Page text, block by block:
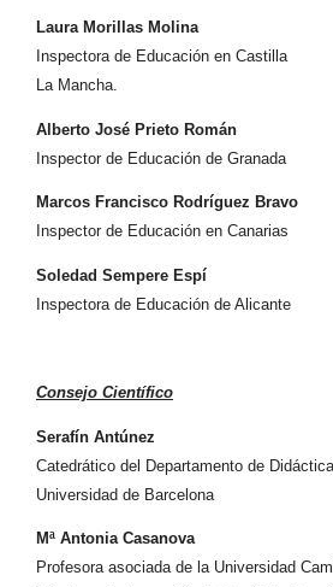
Laura Morillas Molina
Inspectora de Educación en Castilla
La Mancha.
Alberto José Prieto Román
Inspector de Educación de Granada
Marcos Francisco Rodríguez Bravo
Inspector de Educación en Canarias
Soledad Sempere Espí
Inspectora de Educación de Alicante
Consejo Científico
Serafín Antúnez
Catedrático del Departamento de
Universidad de Barcelona
Mª Antonia Casanova
Profesora asociada de la Universidad